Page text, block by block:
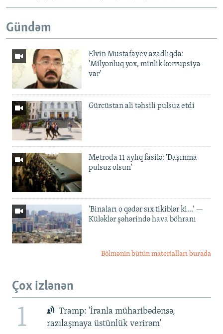
Gündəm
Elvin Mustafayev azadlıqda:
'Milyonluq yox, minlik korrupsiya
var'
Gürcüstan ali təhsili pulsuz etdi
Metroda 11 aylıq fasilə: 'Daşınma
pulsuz olsun'
'Binaları o qədər sıx tikiblər ki...' —
Küləklər şəhərində hava böhranı
Bölmənin bütün materialları burada
Çox izlənən
1
Tramp: 'İranla müharibədənsə,
razılaşmaya üstünlük verirəm'